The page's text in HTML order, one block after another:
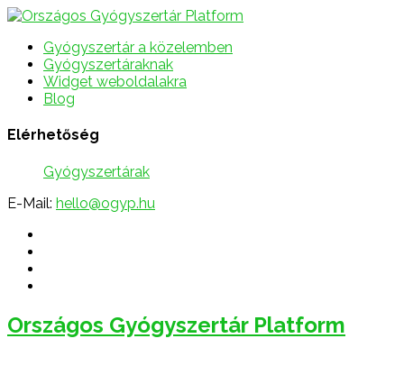
Gyógyszertár a közelemben
Gyógyszertáraknak
Widget weboldalakra
Blog
Elérhetőség
Gyógyszertárak
E-Mail: hello@ogyp.hu
Országos Gyógyszertár Platform